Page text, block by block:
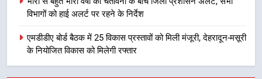
देना सरकार की सर्वोच्च प्राथमिकता, आने
भर्ती
2
विभागों को हाई अलर्ट पर रहने के निर्देश
एमडीडीए बोर्ड बैठक में 25 विकास प्रस्तावों को मिली मंजूरी, देहरादून-मसूरी
के नियोजित विकास को मिलेगी रफ्तार